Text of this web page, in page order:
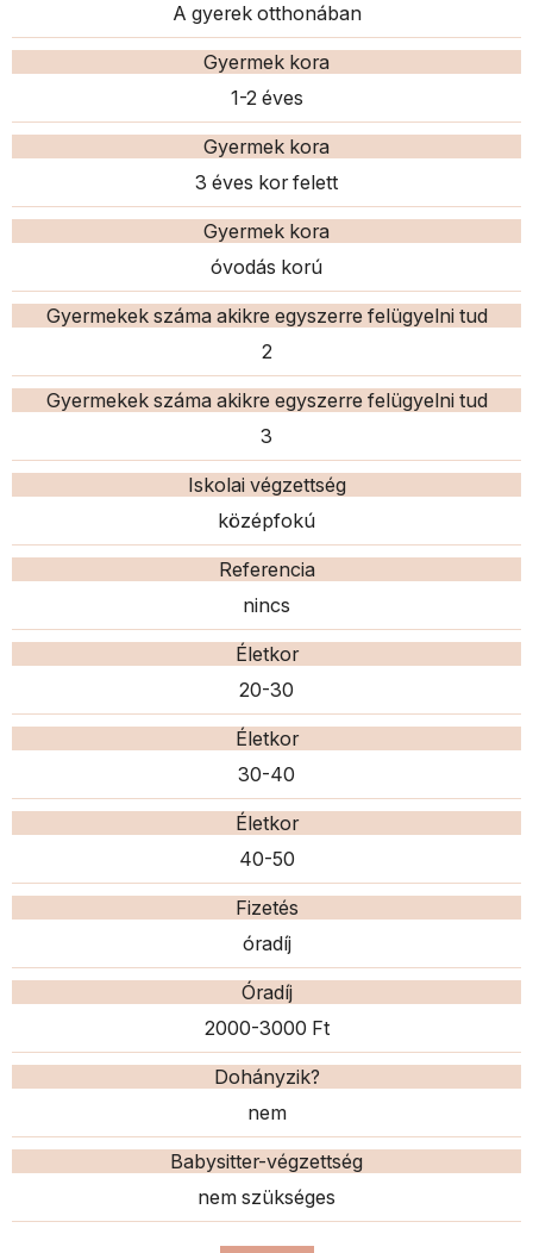
A gyerek otthonában
Gyermek kora
1-2 éves
Gyermek kora
3 éves kor felett
Gyermek kora
óvodás korú
Gyermekek száma akikre egyszerre felügyelni tud
2
Gyermekek száma akikre egyszerre felügyelni tud
3
Iskolai végzettség
középfokú
Referencia
nincs
Életkor
20-30
Életkor
30-40
Életkor
40-50
Fizetés
óradíj
Óradíj
2000-3000 Ft
Dohányzik?
nem
Babysitter-végzettség
nem szükséges